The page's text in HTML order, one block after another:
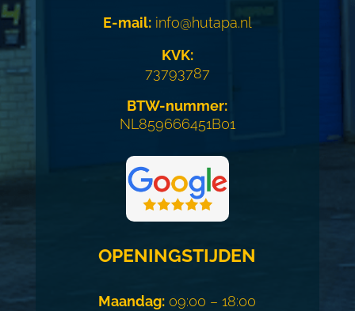
E-mail:info@hutapa.nl
KVK:
73793787
BTW-nummer:
NL859666451B01
OPENINGSTIJDEN
Maandag: 09:00 – 18:00